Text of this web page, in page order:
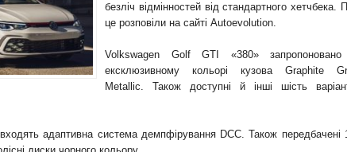
безліч відмінностей від стандартного хетчбека.
це розповіли на сайті Autoevolution.
Volkswagen Golf GTI «380»
ексклюзивному кольорі кузова Graphite
Metallic. Також доступні й інші шість
адаптивна система демпфірування DCC. Також передбачені